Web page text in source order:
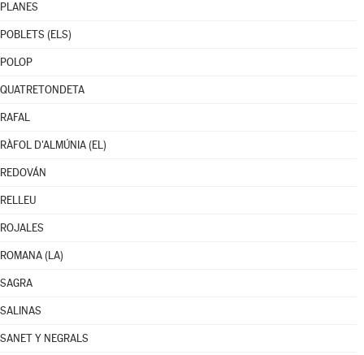
PLANES
POBLETS (ELS)
POLOP
QUATRETONDETA
RAFAL
RÀFOL D'ALMÚNIA (EL)
REDOVÁN
RELLEU
ROJALES
ROMANA (LA)
SAGRA
SALINAS
SANET Y NEGRALS